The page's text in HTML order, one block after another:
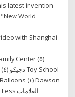
latest invention
World
with Shanghai